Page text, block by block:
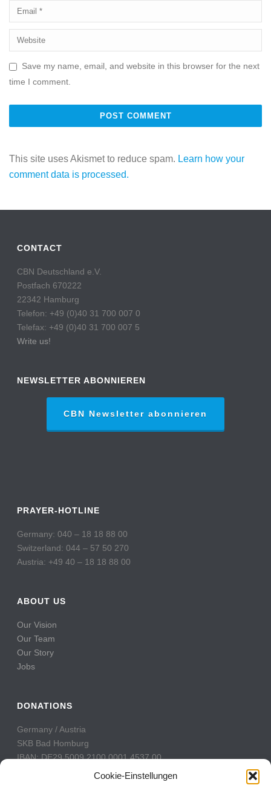
Cookie-Einstellungen
Save my name, email, and website in this browser for the next
time I comment.
This site uses Akismet to reduce spam. Learn how your
comment data is processed.
CONTACT
CBN Deutschland e.V.
Postfach 670222
22342 Hamburg
Telefon: +49 (0)40 31 700 007 0
Telefax: +49 (0)40 31 700 007 5
Write us!
NEWSLETTER ABONNIEREN
CBN Newsletter abonnieren
PRAYER-HOTLINE
Germany: 040 – 18 18 88 00
Switzerland: 044 – 57 50 270
Austria: +49 40 – 18 18 88 00
ABOUT US
Our Vision
Our Team
Our Story
Jobs
DONATIONS
Germany / Austria
SKB Bad Homburg
IBAN: DE29 5009 2100 0001 4537 00
BIC: GENODE51BH2